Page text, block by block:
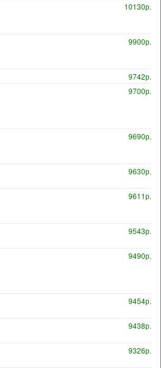
10130р.
9900р.
9742р.
9700р.
9690р.
9630р.
9611р.
9543р.
9490р.
9454р.
9438р.
9326р.